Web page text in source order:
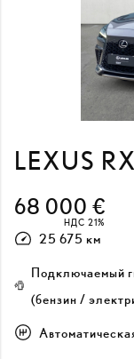
LEXUS RX
68 000 €
НДС 21%
25 675 км
Подключаемый
(бензин /